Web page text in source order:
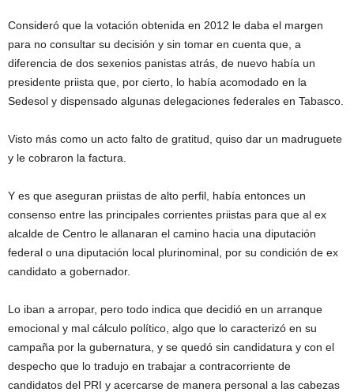
Consideró que la votación obtenida en 2012 le daba el margen
para no consultar su decisión y sin tomar en cuenta que, a
diferencia de dos sexenios panistas atrás, de nuevo había un
presidente priista que, por cierto, lo había acomodado en la
Sedesol y dispensado algunas delegaciones federales en Tabasco.
Visto más como un acto falto de gratitud, quiso dar un madruguete
y le cobraron la factura.
Y es que aseguran priistas de alto perfil, había entonces un
consenso entre las principales corrientes priistas para que al ex
alcalde de Centro le allanaran el camino hacia una diputación
federal o una diputación local plurinominal, por su condición de ex
candidato a gobernador.
Lo iban a arropar, pero todo indica que decidió en un arranque
emocional y mal cálculo político, algo que lo caracterizó en su
campaña por la gubernatura, y se quedó sin candidatura y con el
despecho que lo tradujo en trabajar a contracorriente de
candidatos del PRI y acercarse de manera personal a las cabezas